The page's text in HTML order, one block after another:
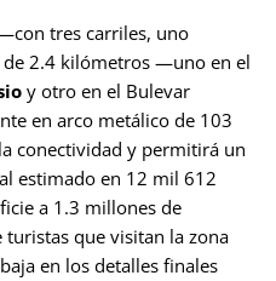
tres carriles, uno
2.4 kilómetros —uno en el
y otro en el Bulevar
en arco metálico de 103
conectividad y permitirá un
estimado en 12 mil 612
a 1.3 millones de
que visitan la zona
en los detalles finales